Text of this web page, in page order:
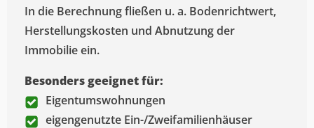
In die Berechnung fließen u. a. Bodenrichtwert,
Herstellungskosten und Abnutzung der
Immobilie ein.
Besonders geeignet für:
Eigentumswohnungen
eigengenutzte Ein-/Zweifamilienhäuser